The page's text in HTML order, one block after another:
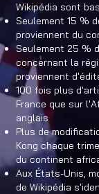
Wikipédia sont
Seulement 15 %
proviennent du
Seulement 25 %
concernant la
proviennent
100 fois plus
France que sur
anglais
Plus de
Kong chaque
du continent
Aux États-Unis,
de Wikipédia